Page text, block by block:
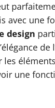
avec une
design
de
éléments
une